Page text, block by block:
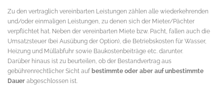
Zu den vertraglich vereinbarten Leistungen zählen alle wiederkehrenden
und/oder einmaligen Leistungen, zu denen sich der Mieter/Pächter
verpflichtet hat. Neben der vereinbarten Miete bzw. Pacht, fallen auch die
Umsatzsteuer (bei Ausübung der Option), die Betriebskosten für Wasser,
Heizung und Müllabfuhr sowie Baukostenbeiträge etc. darunter.
Darüber hinaus ist zu beurteilen, ob der Bestandvertrag aus
gebührenrechtlicher Sicht auf bestimmte oder aber auf unbestimmte
Dauer abgeschlossen ist.